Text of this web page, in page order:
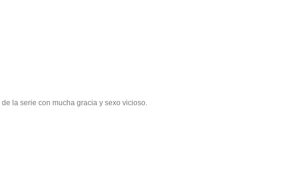
la serie con mucha gracia y sexo vicioso.